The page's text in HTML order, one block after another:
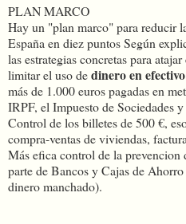
PLAN MARCO
Hay un "plan marco" para reducir
España en diez puntos Según
las estrategias concretas para
limitar el uso dedinero en efectivo
más de 1.000 euros pagadas en
IRPF, el Impuesto de Sociedades
Control de los billetes de 500 €,
compra-ventas de viviendas,
Más efica control de la prevencion
parte de Bancos y Cajas de
dinero manchado).